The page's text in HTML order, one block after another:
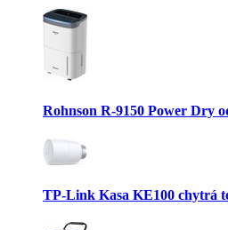
Rohnson R-9150 Power Dry
TP-Link Kasa KE100 chytrá